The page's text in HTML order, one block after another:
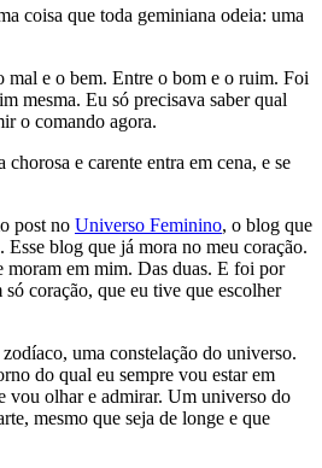
coisa que toda geminiana odeia: uma
mal e o bem. Entre o bom e o ruim. Foi
mesma. Eu só precisava saber qual
o comando agora.
chorosa e carente entra em cena, e se
post no Universo Feminino, o blog que
Esse blog que já mora no meu coração.
moram em mim. Das duas. E foi por
coração, que eu tive que escolher
uma constelação do universo.
do qual eu sempre vou estar em
vou olhar e admirar. Um universo do
mesmo que seja de longe e que